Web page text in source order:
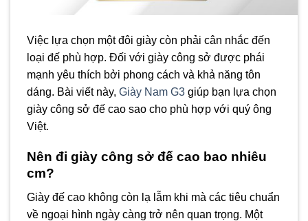
Việc lựa chọn một đôi giày còn phải cân nhắc đến
loại đế phù hợp. Đối với giày công sở được phái
mạnh yêu thích bởi phong cách và khả năng tôn
dáng. Bài viết này, Giày Nam G3 giúp bạn lựa chọn
giày công sở đế cao sao cho phù hợp với quý ông
Việt.
Nên đi giày công sở đế cao bao nhiêu
cm?
Giày đế cao không còn lạ lẫm khi mà các tiêu chuẩn
về ngoại hình ngày càng trở nên quan trọng. Một